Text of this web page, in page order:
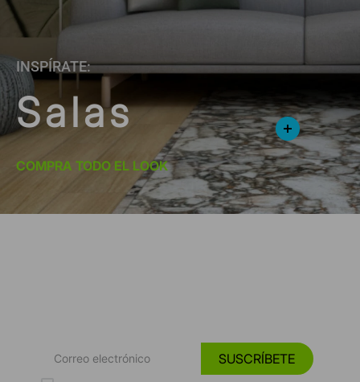
INSPÍRATE:
Salas
COMPRA TODO EL LOOK
SUSCRÍBETE